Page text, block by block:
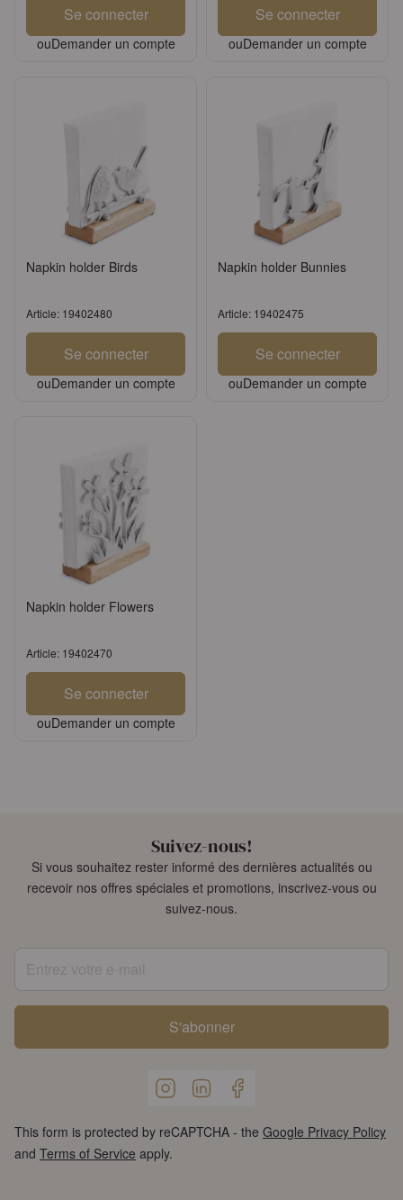
Se connecter
ouDemander un compte
Se connecter
ouDemander un compte
Napkin holder Birds
Article: 19402480
Se connecter
ouDemander un compte
Napkin holder Bunnies
Article: 19402475
Se connecter
ouDemander un compte
Napkin holder Flowers
Article: 19402470
Se connecter
ouDemander un compte
Suivez-nous!
Si vous souhaitez rester informé des dernières actualités ou
recevoir nos offres spéciales et promotions, inscrivez-vous ou
suivez-nous.
S'abonner
This form is protected by reCAPTCHA - the Google Privacy Policy
and Terms of Service apply.